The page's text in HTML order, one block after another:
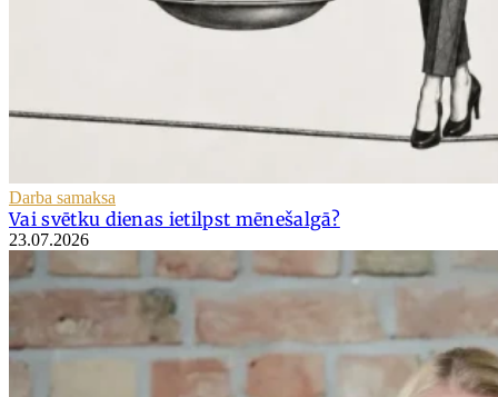
Darba samaksa
Vai svētku dienas ietilpst mēnešalgā?
23.07.2026